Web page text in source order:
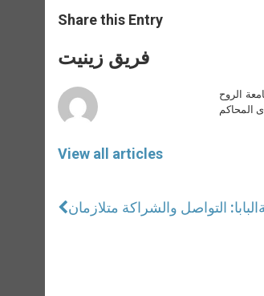
t
s
p
p
s
e
g
e
e
b
o
k
Share this Entry
فريق زينيت
View all articles
الروح
المحاكم
البابا: التواصل والشراكة متلازمان